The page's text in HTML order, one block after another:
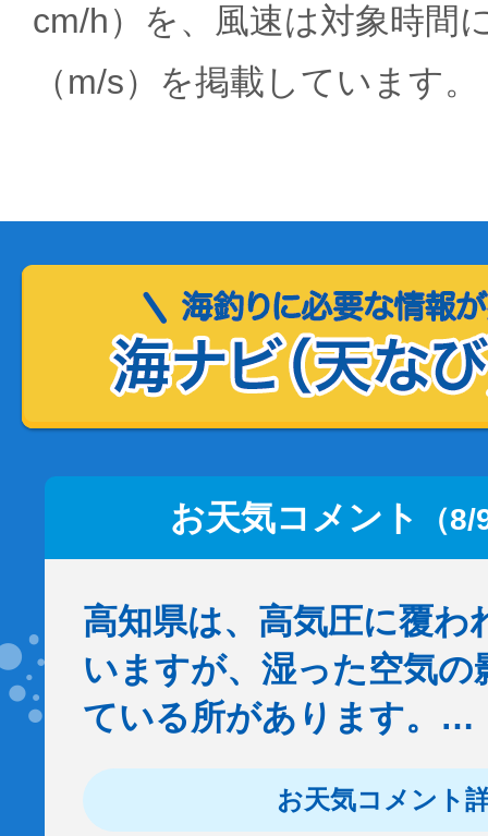
cm/h）を、風速は対象時間
（m/s）を掲載しています。
お天気コメント （
高知県は、高気圧に覆わ
いますが、湿った空気の
ている所があります。…
お天気コメント